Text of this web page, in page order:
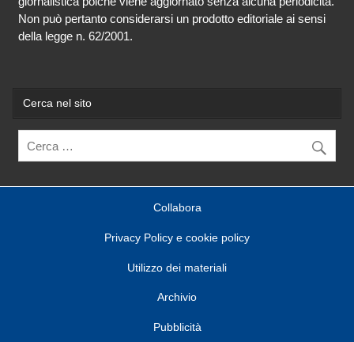
Non può pertanto considerarsi un prodotto editoriale ai sensi
della legge n. 62/2001.
Cerca nel sito
Collabora
Privacy Policy e cookie policy
Utilizzo dei materiali
Archivio
Pubblicità